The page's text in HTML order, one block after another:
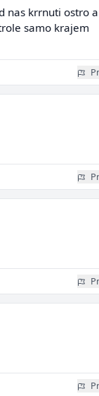
nas krrnuti ostro a
samo krajem